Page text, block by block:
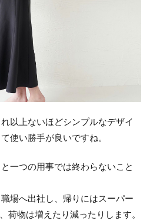
以上ないほどシンプルなデザイ
使い勝手が良いですね。
一つの用事では終わらないこと
場へ出社し、帰りにはスーパー
荷物は増えたり減ったりします。